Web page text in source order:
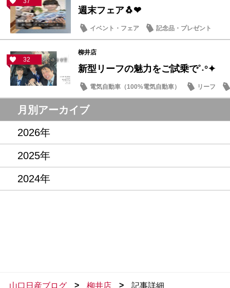
週末フェア🐧❤
イベント・フェア 記念品・プレゼント
32
柳井店
新型リーフの魅力をご試乗で˚˖°✦
電気自動車（100%電気自動車）
リーフ
記念品・プレゼント
月別アーカイブ
2026年
2025年
2024年
山口日産ブログ > 柳井店 > 記事詳細